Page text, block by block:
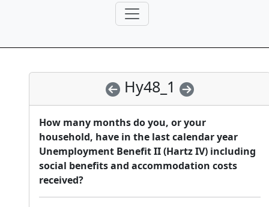
Hy48_1
How many months do you, or your
household, have in the last calendar year
Unemployment Benefit II (Hartz IV) including
social benefits and accommodation costs
received?